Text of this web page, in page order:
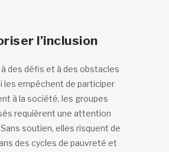
l’inclusion
des défis et à des obstacles
les empêchent de participer
à la société, les groupes
requièrent une attention
soutien, elles risquent de
des cycles de pauvreté et